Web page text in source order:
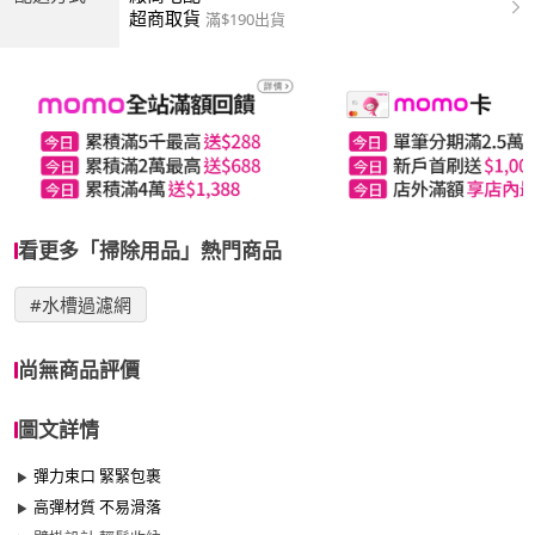
超商取貨 滿$190出貨
看更多「掃除用品」熱門商品
#水槽過濾網
尚無商品評價
圖文詳情
彈力束口 緊緊包裹
高彈材質 不易滑落